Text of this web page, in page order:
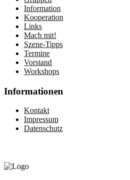
Information
Kooperation
Links
Mach mit!
Szene-Tipps
Termine
Vorstand
Workshops
Informationen
Kontakt
Impressum
Datenschutz